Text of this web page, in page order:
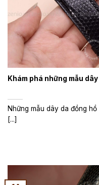
Khám phá những mẫu
Những mẫu dây da đồng
[...]